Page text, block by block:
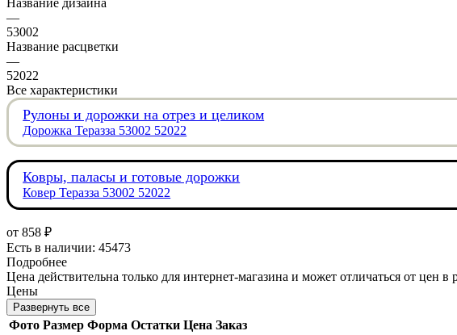
—
53002
Название расцветки
—
52022
Все характеристики
Рулоны и дорожки на отрез и целиком
Дорожка Теразза 53002 52022
Ковры, паласы и готовые дорожки
Ковер Теразза 53002 52022
от 858 ₽
Есть в наличии: 45473
Подробнее
Цена действительна только для интернет-магазина и может отличаться от цен в
Цены
Развернуть все
Фото Размер Форма Остатки Цена Заказ